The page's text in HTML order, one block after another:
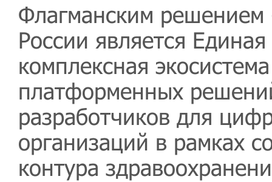
Флагманским
России является
комплексная
платформенных
разработчиков для
организаций в рамках
контура